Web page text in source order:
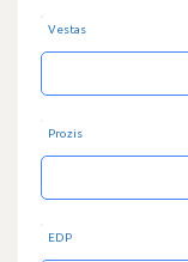
Vestas
Prozis
EDP